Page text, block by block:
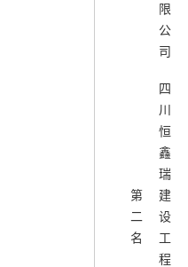
限
公
司
第
二
名
四
川
恒
鑫
瑞
建
设
工
程